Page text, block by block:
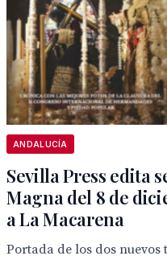
ANDALUCÍA
Sevilla Press edita
Magna del 8 de
a La Macarena
Portada de los dos